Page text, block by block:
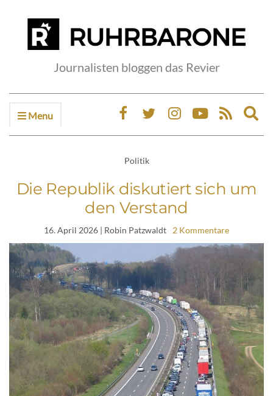
Journalisten bloggen das Revier
Menu
Politik
Die Republik diskutiert sich um
den Verstand
16. April 2026 | Robin Patzwaldt 2 Kommentare